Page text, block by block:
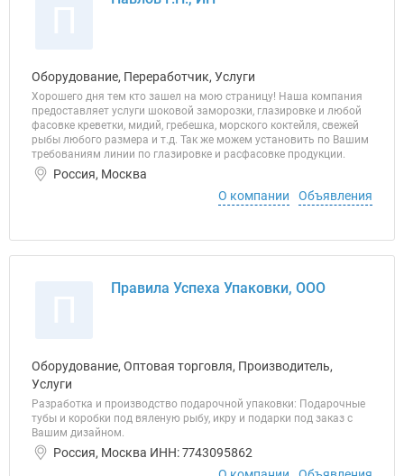
Оборудование, Переработчик, Услуги
Хорошего дня тем кто зашел на мою страницу! Наша компания
предоставляет услуги шоковой заморозки, глазировке и любой
фасовке креветки, мидий, гребешка, морского коктейля, свежей
рыбы любого размера и т.д. Так же можем установить по Вашим
требованиям линии по глазировке и расфасовке продукции.
Россия, Москва
О компании
Объявления
Правила Успеха Упаковки, ООО
Оборудование, Оптовая торговля, Производитель,
Услуги
Разработка и производство подарочной упаковки: Подарочные
тубы и коробки под вяленую рыбу, икру и подарки под заказ с
Вашим дизайном.
Россия, Москва ИНН: 7743095862